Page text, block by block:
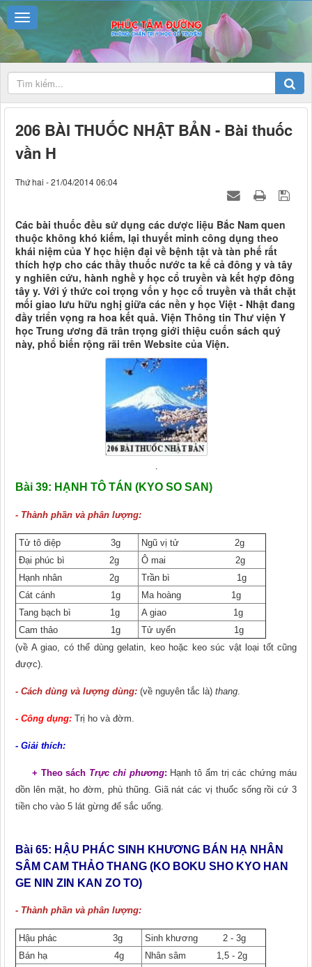
206 BÀI THUỐC NHẬT BẢN - Bài thuốc
vần H
Thứ hai - 21/04/2014 06:04
Các bài thuốc đều sử dụng các dược liệu Bắc Nam quen
thuộc không khó kiếm, lại thuyết minh công dụng theo
khái niệm của Y học hiện đại về bệnh tật và tàn phế rất
thích hợp cho các thầy thuốc nước ta kể cả đông y và tây
y nghiên cứu, hành nghề y học cổ truyền và kết hợp đông
tây y. Với ý thức coi trọng vốn y học cổ truyền và thắt chặt
mối giao lưu hữu nghị giữa các nền y học Việt - Nhật đang
đầy triển vọng ra hoa kết quả. Viện Thông tin Thư viện Y
học Trung ương đã trân trọng giới thiệu cuốn sách quý
này, phổ biến rộng rãi trên Website của Viện.
.
Bài 39: HẠNH TÔ TÁN (KYO SO SAN)
- Thành phần và phân lượng:
Tử tô diệp 3g
Ngũ vị tử 2g
Đại phúc bì 2g
Ô mai 2g
Hạnh nhân 2g
Trần bì 1g
Cát cánh 1g
Ma hoàng 1g
Tang bạch bì 1g
A giao 1g
Cam thảo 1g
Tử uyển 1g
(về A giao, có thể dùng gelatin, keo hoặc keo súc vật loại tốt cũng
được).
- Cách dùng và lượng dùng: (về nguyên tắc là) thang.
- Công dụng: Trị ho và đờm.
- Giải thích:
+ Theo sách Trực chỉ phương: Hạnh tô ẩm trị các chứng máu
dồn lên mặt, ho đờm, phù thũng. Giã nát các vị thuốc sống rồi cứ 3
tiền cho vào 5 lát gừng để sắc uống.
Bài 65: HẬU PHÁC SINH KHƯƠNG BÁN HẠ NHÂN
SÂM CAM THẢO THANG (KO BOKU SHO KYO HAN
GE NIN ZIN KAN ZO TO)
- Thành phần và phân lượng:
Hậu phác 3g
Sinh khương 2 - 3g
Bán hạ 4g
Nhân sâm 1,5 - 2g